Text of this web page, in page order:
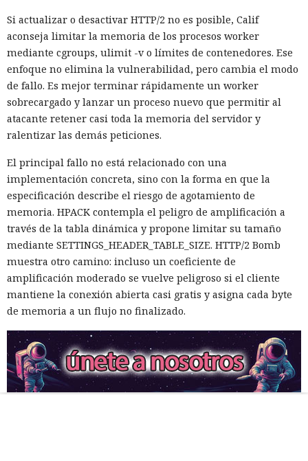
Si actualizar o desactivar HTTP/2 no es posible, Calif
aconseja limitar la memoria de los procesos worker
mediante cgroups, ulimit -v o límites de contenedores. Ese
enfoque no elimina la vulnerabilidad, pero cambia el modo
de fallo. Es mejor terminar rápidamente un worker
sobrecargado y lanzar un proceso nuevo que permitir al
atacante retener casi toda la memoria del servidor y
ralentizar las demás peticiones.
El principal fallo no está relacionado con una
implementación concreta, sino con la forma en que la
especificación describe el riesgo de agotamiento de
memoria. HPACK contempla el peligro de amplificación a
través de la tabla dinámica y propone limitar su tamaño
mediante SETTINGS_HEADER_TABLE_SIZE. HTTP/2 Bomb
muestra otro camino: incluso un coeficiente de
amplificación moderado se vuelve peligroso si el cliente
mantiene la conexión abierta casi gratis y asigna cada byte
de memoria a un flujo no finalizado.